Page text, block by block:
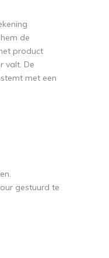
de
product
valt. De
met een
gestuurd te